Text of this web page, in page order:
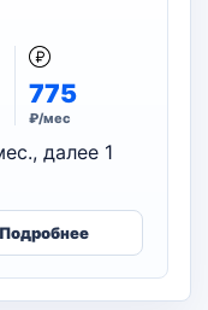
775
₽/мес
далее 1
Подробнее